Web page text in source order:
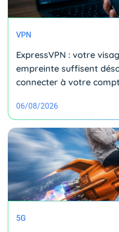
VPN
ExpressVPN : votre
empreinte suffisent
connecter à votre
06/08/2026
5G